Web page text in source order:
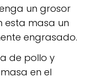
un grosor
esta masa un
engrasado.
de pollo y
en el